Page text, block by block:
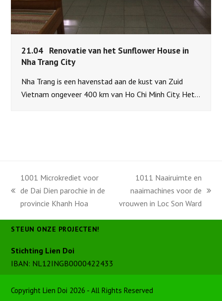
21.04 Renovatie van het Sunflower House in
Nha Trang City
Nha Trang is een havenstad aan de kust van Zuid
Vietnam ongeveer 400 km van Ho Chi Minh City. Het…
previous
post:
1001 Microkrediet voor
de Dai Dien parochie in de
provincie Khanh Hoa
next
post:
1011 Naairuimte en
naaimachines voor de
vrouwen in Loc Son Ward
STEUN ONZE PROJECTEN!
Stichting Lien Doi
IBAN: NL12INGB0000422433
Copyright Lien Doi 2026 - All Rights Reserved